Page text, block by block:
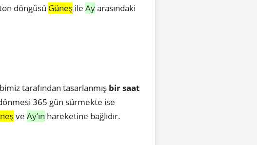
döngüsü Güneş ile Ayarasındaki
tarafından tasarlanmış bir saat
365 gün sürmekte ise
ve Ay’ın hareketine bağlıdır.